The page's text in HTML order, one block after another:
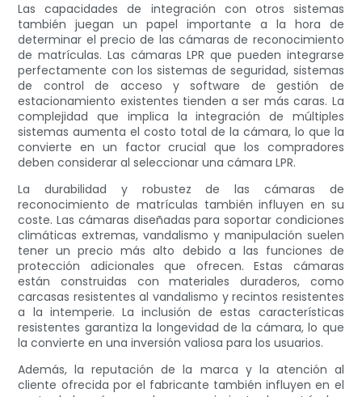
Las capacidades de integración con otros sistemas
también juegan un papel importante a la hora de
determinar el precio de las cámaras de reconocimiento
de matrículas. Las cámaras LPR que pueden integrarse
perfectamente con los sistemas de seguridad, sistemas
de control de acceso y software de gestión de
estacionamiento existentes tienden a ser más caras. La
complejidad que implica la integración de múltiples
sistemas aumenta el costo total de la cámara, lo que la
convierte en un factor crucial que los compradores
deben considerar al seleccionar una cámara LPR.
La durabilidad y robustez de las cámaras de
reconocimiento de matrículas también influyen en su
coste. Las cámaras diseñadas para soportar condiciones
climáticas extremas, vandalismo y manipulación suelen
tener un precio más alto debido a las funciones de
protección adicionales que ofrecen. Estas cámaras
están construidas con materiales duraderos, como
carcasas resistentes al vandalismo y recintos resistentes
a la intemperie. La inclusión de estas características
resistentes garantiza la longevidad de la cámara, lo que
la convierte en una inversión valiosa para los usuarios.
Además, la reputación de la marca y la atención al
cliente ofrecida por el fabricante también influyen en el